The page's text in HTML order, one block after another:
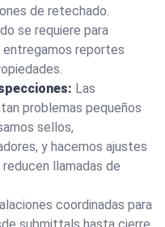
de retechado.
se requiere para
entregamos reportes
Las
problemas pequeños
sellos,
y hacemos ajustes
llamadas de
coordinadas para